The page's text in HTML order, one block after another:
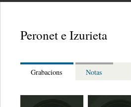
Peronet e Izurieta
Grabacions Notas